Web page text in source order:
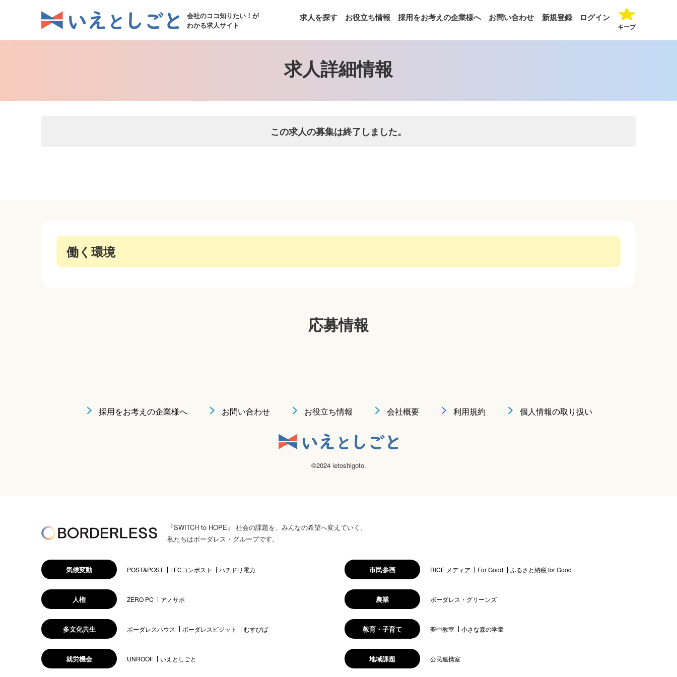
会社のココ知りたい！が
わかる求人サイト
求人を探す お役立ち情報 採用をお考えの企業様へ お問い合わせ 新規登録 ログイン
キープ
求人詳細情報
この求人の募集は終了しました。
働く環境
応募情報
採用をお考えの企業様へ お問い合わせ お役立ち情報 会社概要 利用規約 個人情報の取り扱い
©2024 ietoshigoto.
『SWITCH to HOPE』 社会の課題を、みんなの希望へ変えていく。
私たちはボーダレス・グループです。
気候変動 POST&POST LFCコンポスト ハチドリ電力 市民参画 RICE メディア For Good ふるさと納税 for Good
人権 ZERO PC アノサポ 農業 ボーダレス・グリーンズ
多文化共生 ボーダレスハウス ボーダレスビジット むすびば 教育・子育て 夢中教室 小さな森の学童
就労機会 UNROOF いえとしごと 地域課題 公民連携室